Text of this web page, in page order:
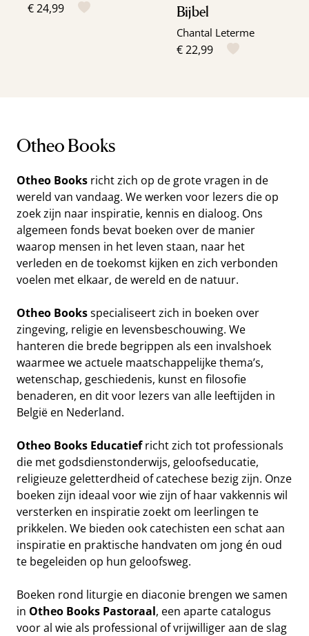
€ 24,99
Bijbel
Chantal Leterme
€ 22,99
Otheo Books
Otheo Books richt zich op de grote vragen in de
wereld van vandaag. We werken voor lezers die op
zoek zijn naar inspiratie, kennis en dialoog. Ons
algemeen fonds bevat boeken over de manier
waarop mensen in het leven staan, naar het
verleden en de toekomst kijken en zich verbonden
voelen met elkaar, de wereld en de natuur.
Otheo Booksspecialiseert zich in boeken over
zingeving, religie en levensbeschouwing. We
hanteren die brede begrippen als een invalshoek
waarmee we actuele maatschappelijke thema’s,
wetenschap, geschiedenis, kunst en filosofie
benaderen, en dit voor lezers van alle leeftijden in
België en Nederland.
Otheo Books Educatiefricht zich tot professionals
die met godsdienstonderwijs, geloofseducatie,
religieuze geletterdheid of catechese bezig zijn. Onze
boeken zijn ideaal voor wie zijn of haar vakkennis wil
versterken en inspiratie zoekt om leerlingen te
prikkelen. We bieden ook catechisten een schat aan
inspiratie en praktische handvaten om jong én oud
te begeleiden op hun geloofsweg.
Boeken rond liturgie en diaconie brengen we samen
in Otheo Books Pastoraal, een aparte catalogus
voor al wie als professional of vrijwilliger aan de slag